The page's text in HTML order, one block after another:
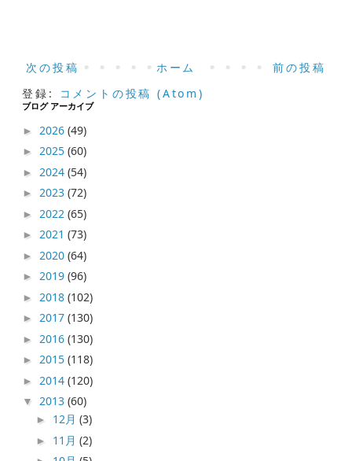
次の投稿 前の投稿
ホーム
登録:
コメントの投稿 (Atom)
ブログ アーカイブ
► 2026(49)
►2025(60)
► 2024(54)
►2023(72)
► 2022(65)
►2021(73)
► 2020(64)
►2019(96)
► 2018(102)
►2017(130)
► 2016(130)
►2015(118)
► 2014(120)
▼2013(60)
► 12月(3)
► 11月(2)